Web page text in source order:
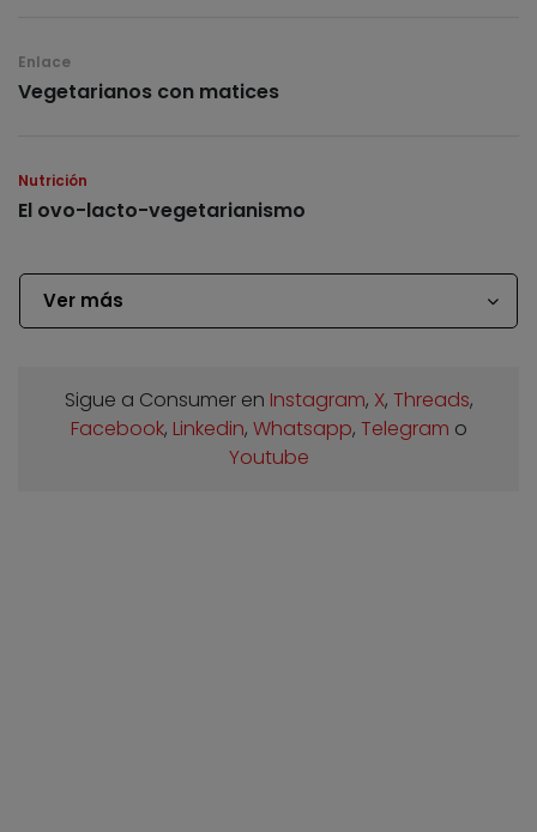
Enlace
Vegetarianos con matices
Nutrición
El ovo-lacto-vegetarianismo
Ver más
Sigue a Consumer en Instagram, X, Threads,
Facebook, Linkedin, Whatsapp, Telegram o
Youtube